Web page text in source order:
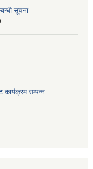
सूचना
कार्यक्रम सम्पन्न